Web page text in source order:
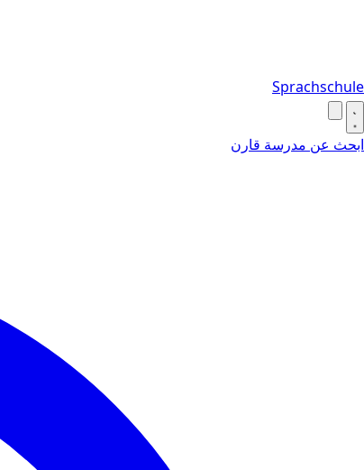
Sprachschule
ابحث عن مدرسة قارن